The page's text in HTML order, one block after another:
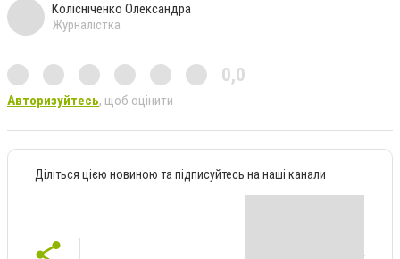
Колісніченко Олександра
Журналістка
0,0
Авторизуйтесь, щоб оцінити
Діліться цією новиною та підписуйтесь на наші канали